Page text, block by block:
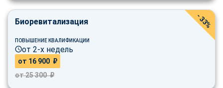
Биоревитализация
ПОВЫШЕНИЕ КВАЛИФИКАЦИИ
от 2-х недель
от 16 900 ₽
от 25 300 ₽
- 33%